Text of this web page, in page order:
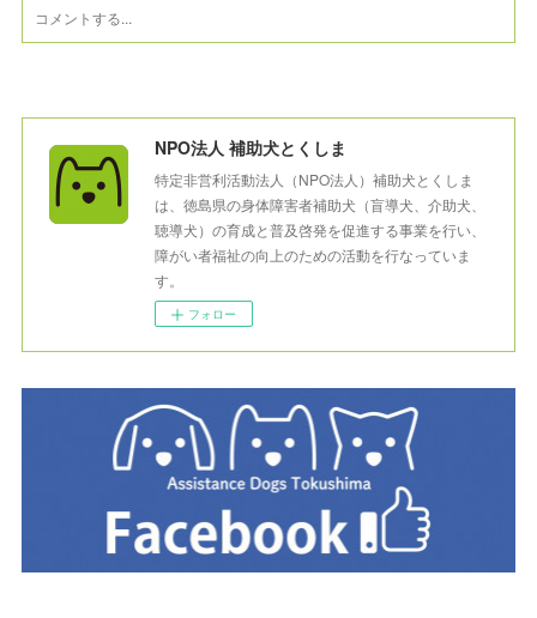
NPO法人 補助犬とくしま
特定非営利活動法人（NPO法人）補助犬とくしま
は、徳島県の身体障害者補助犬（盲導犬、介助犬、
聴導犬）の育成と普及啓発を促進する事業を行い、
障がい者福祉の向上のための活動を行なっていま
す。
フォロー